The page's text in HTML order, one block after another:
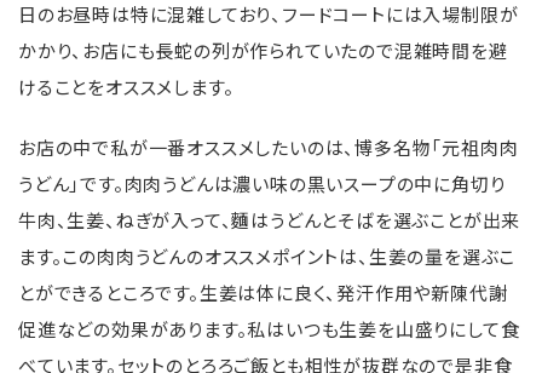
日のお昼時は特に混雑しており、フードコートには入場制限が
かかり、お店にも⾧蛇の列が作られていたので混雑時間を避
けることをオススメします。
お店の中で私が一番オススメしたいのは、博多名物「元祖肉肉
うどん」です。肉肉うどんは濃い味の黒いスープの中に角切り
牛肉、生姜、ねぎが入って、麵はうどんとそばを選ぶことが出来
ます。この肉肉うどんのオススメポイントは、生姜の量を選ぶこ
とができるところです。生姜は体に良く、発汗作用や新陳代謝
促進などの効果があります。私はいつも生姜を山盛りにして食
べています。セットのとろろご飯とも相性が抜群なので是非食